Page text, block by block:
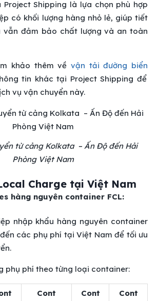
Project Shipping là lựa chọn phù hợp
có khối lượng hàng nhỏ lẻ, giúp tiết
vẫn đảm bảo chất lượng và an toàn
khảo thêm về vận tải đường biển
tin khác tại Project Shipping để
vụ vận chuyển này.
từ cảng Kolkata – Ấn Độ đến Hải
Phòng Việt Nam
Charge tại Việt Nam
hàng nguyên container FCL:
nhập khẩu hàng nguyên container
các phụ phí tại Việt Nam để tối ưu
phụ phí theo từng loại container:
Cont
Cont
Cont